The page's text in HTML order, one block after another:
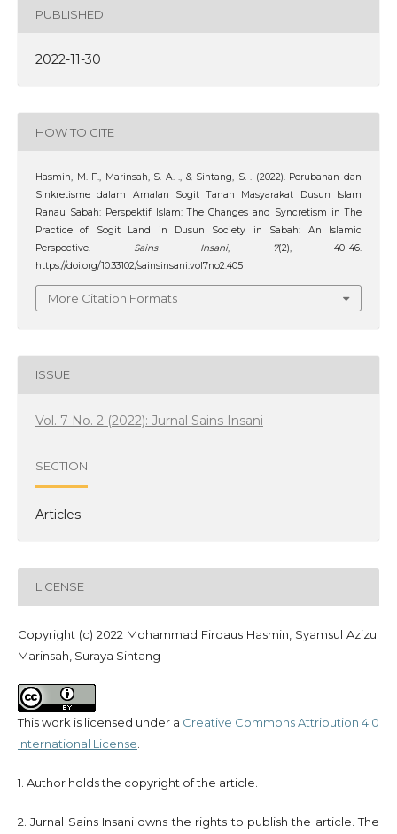
PUBLISHED
2022-11-30
HOW TO CITE
Hasmin, M. F., Marinsah, S. A. ., & Sintang, S. . (2022). Perubahan dan
Sinkretisme dalam Amalan Sogit Tanah Masyarakat Dusun Islam
Ranau Sabah: Perspektif Islam: The Changes and Syncretism in The
Practice of Sogit Land in Dusun Society in Sabah: An Islamic
Perspective.
Sains Insani, 7(2), 40–46.
https://doi.org/10.33102/sainsinsani.vol7no2.405
More Citation Formats
ISSUE
Vol. 7 No. 2 (2022): Jurnal Sains Insani
SECTION
Articles
LICENSE
Copyright (c) 2022 Mohammad Firdaus Hasmin, Syamsul Azizul
Marinsah, Suraya Sintang
This work is licensed under a Creative Commons Attribution 4.0
International License
1. Author holds the copyright of the article.
2. Jurnal Sains Insani owns the rights to publish the article. The